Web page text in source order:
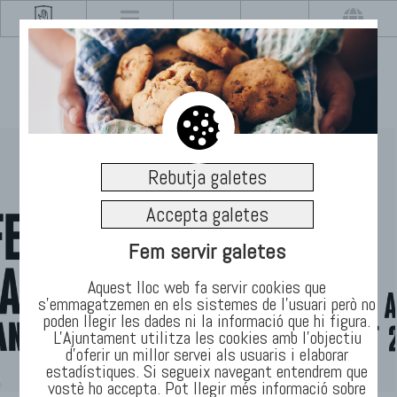
Refugis climàtics
Rebutja galetes
Accepta galetes
Fem servir galetes
Aquest lloc web fa servir cookies que
s’emmagatzemen en els sistemes de l'usuari però no
poden llegir les dades ni la informació que hi figura.
L'Ajuntament utilitza les cookies amb l'objectiu
d’oferir un millor servei als usuaris i elaborar
estadístiques. Si segueix navegant entendrem que
vostè ho accepta. Pot llegir més informació sobre